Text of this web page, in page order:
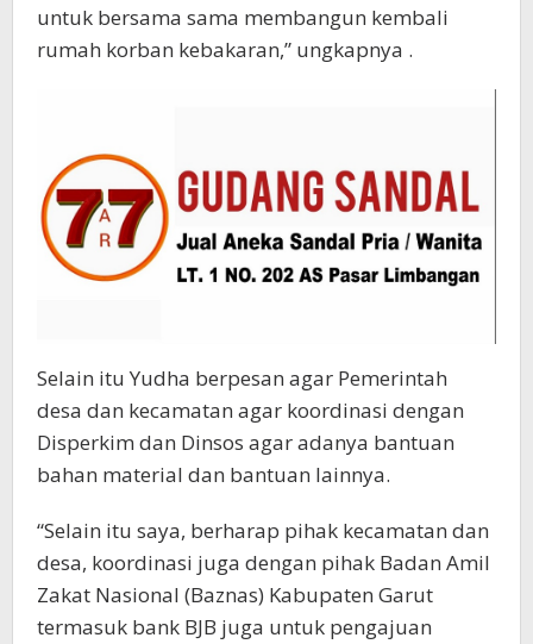
untuk bersama sama membangun kembali
rumah korban kebakaran,” ungkapnya .
Selain itu Yudha berpesan agar Pemerintah
desa dan kecamatan agar koordinasi dengan
Disperkim dan Dinsos agar adanya bantuan
bahan material dan bantuan lainnya.
“Selain itu saya, berharap pihak kecamatan dan
desa, koordinasi juga dengan pihak Badan Amil
Zakat Nasional (Baznas) Kabupaten Garut
termasuk bank BJB juga untuk pengajuan